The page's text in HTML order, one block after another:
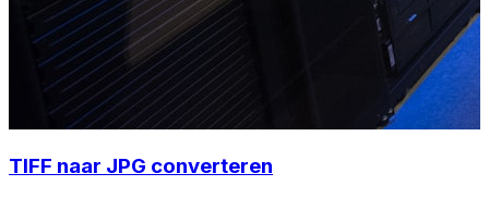
TIFF naar JPG converteren